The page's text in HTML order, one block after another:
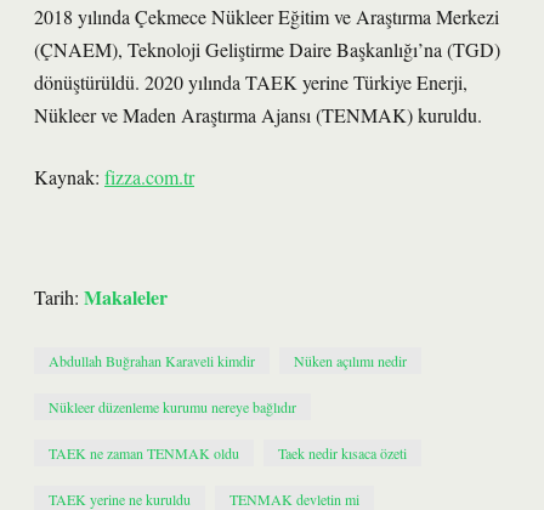
2018 yılında Çekmece Nükleer Eğitim ve Araştırma Merkezi
(ÇNAEM), Teknoloji Geliştirme Daire Başkanlığı’na (TGD)
dönüştürüldü. 2020 yılında TAEK yerine Türkiye Enerji,
Nükleer ve Maden Araştırma Ajansı (TENMAK) kuruldu.
Kaynak: fizza.com.tr
Tarih: Makaleler
Abdullah Buğrahan Karaveli kimdir Nüken açılımı nedir
Nükleer düzenleme kurumu nereye bağlıdır
TAEK ne zaman TENMAK oldu Taek nedir kısaca özeti
TAEK yerine ne kuruldu TENMAK devletin mi